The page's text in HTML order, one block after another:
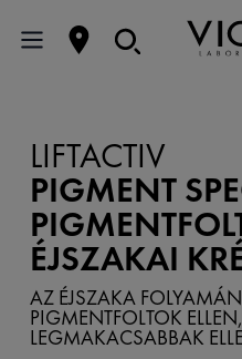
LIFTACTIV
PIGMENT
ÉJSZAKAI
AZ ÉJSZAKA
PIGMENTFOLTOK
LEGMAKACSABBAK